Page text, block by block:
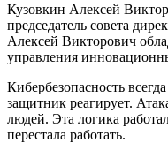
Кузовкин Алексей
председатель совета
Алексей Викторович
управления
Кибербезопасность
защитник реагирует.
людей. Эта логика
перестала работать.